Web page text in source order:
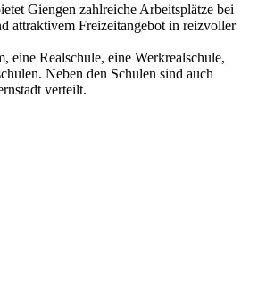
Giengen zahlreiche Arbeitsplätze bei
attraktivem Freizeitangebot in reizvoller
eine Realschule, eine Werkrealschule,
Neben den Schulen sind auch
verteilt.